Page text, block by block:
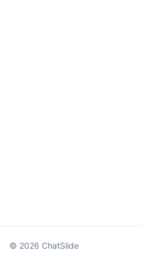
© 2026 ChatSlide